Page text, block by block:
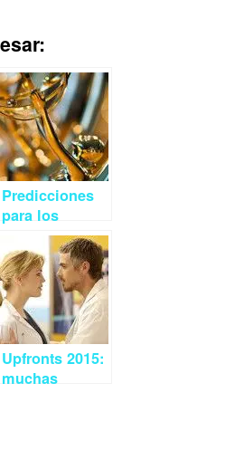
Predicciones
para los
Emmys 2015:
Miniserie o TV
Movie
Upfronts 2015:
muchas